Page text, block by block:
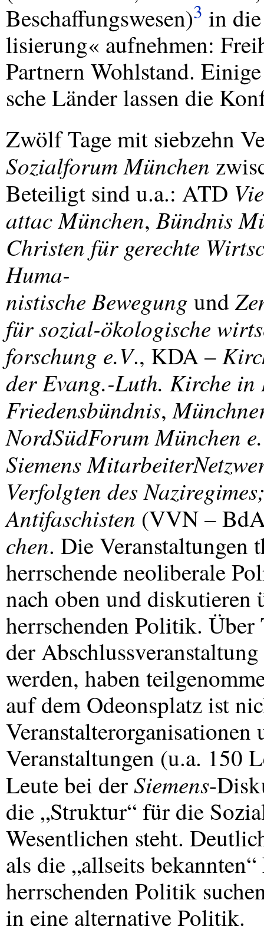
Beschaffungswesen)3 in
lisierung« aufnehmen:
Partnern Wohlstand.
sche Länder lassen die
Zwölf Tage mit siebzehn
Sozialforum München
Beteiligt sind u.a.: ATD
attac München,Bündnis
Christen für gerechte
Huma-
nistische Bewegung und
für sozial-ökologische
forschung e.V., KDA–
der Evang.-Luth. Kirche in
Friedensbündnis,
NordSüdForum München
Siemens
Verfolgten des
Antifaschisten (VVN–
chen. Die Veranstaltungen
herrschende neoliberale
nach oben und
herrschenden Politik. Über
der
werden, haben
auf dem Odeonsplatz ist
Veranstalterorganisationen
Veranstaltungen (u.a. 150
Leute bei derSiemens-
die „Struktur“ für die
Wesentlichen steht.
als die „allseits
herrschenden Politik
in eine alternative Politik.